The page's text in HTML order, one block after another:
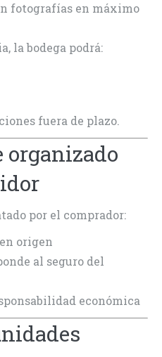
fotografías en máximo
la bodega podrá:
fuera de plazo.
organizado
por el comprador:
origen
al seguro del
económica